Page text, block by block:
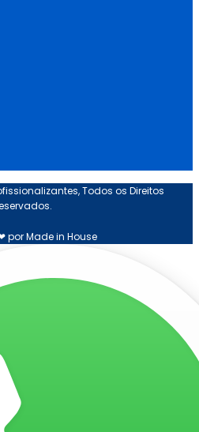
Todos os Direitos
por Made in House